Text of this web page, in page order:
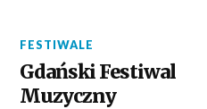
FESTIWALE
Gdański Festiwal
Muzyczny